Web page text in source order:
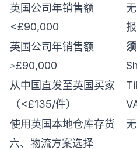
英国公司年销售额
<£90,000
报
英国公司年销售额
≥£90,000
从中国直发至英国买家
（<£135/件）
使用英国本地仓库存货
六、物流方案选择